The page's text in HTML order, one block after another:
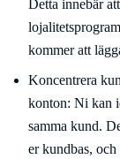
Detta innebär
kommer att
Koncentrera
konton: Ni kan
samma kund.
er kundbas,